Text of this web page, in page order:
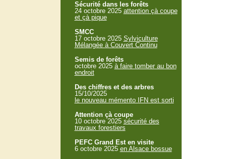
Sécurité dans les forêts
24 octobre 2025 attention çà coupe
et çà pique
SMCC
17 octobre 2025 Sylviculture
Mélangée à Couvert Continu
Semis de forêts
octobre 2025 à faire tomber au bon
endroit
Des chiffres et des arbres
15/10/2025
le nouveau mémento IFN est sorti
Attention çà coupe
10 octobre 2025 sécurité des
travaux forestiers
PEFC Grand Est en visite
6 octobre 2025 en Alsace bossue